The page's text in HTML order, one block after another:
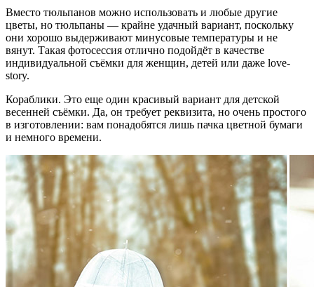
Вместо тюльпанов можно использовать и любые другие
цветы, но тюльпаны — крайне удачный вариант, поскольку
они хорошо выдерживают минусовые температуры и не
вянут. Такая фотосессия отлично подойдёт в качестве
индивидуальной съёмки для женщин, детей или даже love-
story.
Кораблики. Это еще один красивый вариант для детской
весенней съёмки. Да, он требует реквизита, но очень простого
в изготовлении: вам понадобятся лишь пачка цветной бумаги
и немного времени.